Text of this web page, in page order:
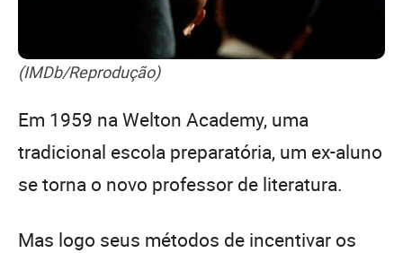
(IMDb/Reprodução)
Em 1959 na Welton Academy, uma
tradicional escola preparatória, um ex-aluno
se torna o novo professor de literatura.
Mas logo seus métodos de incentivar os